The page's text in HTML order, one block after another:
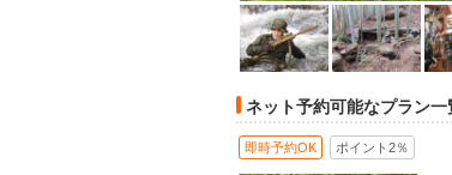
ネット予約可能なプラン一
即時予約OK ポイント2％